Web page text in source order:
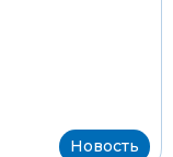
Новость